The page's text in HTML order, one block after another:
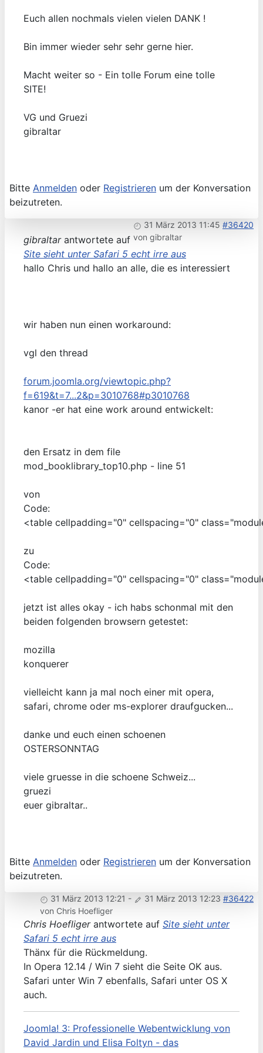
Euch allen nochmals vielen vielen DANK !
Bin immer wieder sehr sehr gerne hier.
Macht weiter so - Ein tolle Forum eine tolle
SITE!
VG und Gruezi
gibraltar
Bitte Anmelden oder Registrieren um der Konversation
beizutreten.
31 März 2013 11:45 #36420
von gibraltar
gibraltarantwortete auf
Site sieht unter Safari 5 echt irre aus
hallo Chris und hallo an alle, die es interessiert
wir haben nun einen workaround:
vgl den thread
forum.joomla.org/viewtopic.php?
f=619&t=7...2&p=3010768#p3010768
kanor -er hat eine work around entwickelt:
den Ersatz in dem file
mod_booklibrary_top10.php - line 51
von
Code:
<table cellpadding="0" cellspacing="0"
zu
Code:
<table cellpadding="0" cellspacing="0"
jetzt ist alles okay - ich habs schonmal mit den
beiden folgenden browsern getestet:
mozilla
konquerer
vielleicht kann ja mal noch einer mit opera,
safari, chrome oder ms-explorer draufgucken...
danke und euch einen schoenen
OSTERSONNTAG
viele gruesse in die schoene Schweiz...
gruezi
euer gibraltar..
Bitte Anmelden oder Registrieren um der Konversation
beizutreten.
31 März 2013 12:21 - 31 März 2013 12:23 #36422
von Chris Hoefliger
Chris Hoefligerantwortete auf Site sieht unter
Safari 5 echt irre aus
Thänx für die Rückmeldung.
In Opera 12.14 / Win 7 sieht die Seite OK aus.
Safari unter Win 7 ebenfalls, Safari unter OS X
auch.
Joomla! 3: Professionelle Webentwicklung von
David Jardin und Elisa Foltyn - das